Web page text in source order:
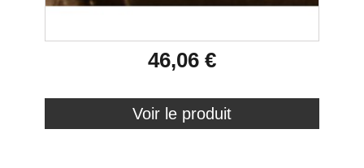
46,06 €
Voir le produit